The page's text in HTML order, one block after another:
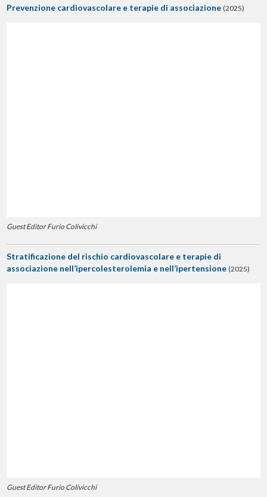
Prevenzione cardiovascolare e terapie di associazione (2025)
Guest Editor Furio Colivicchi
Stratificazione del rischio cardiovascolare e terapie di
associazione nell’ipercolesterolemia e nell’ipertensione (2025)
Guest Editor Furio Colivicchi